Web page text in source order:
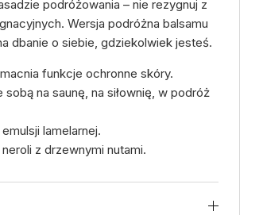
podróżowania – nie rezygnuj z
Wersja podróżna balsamu
dbanie o siebie, gdziekolwiek jesteś.
funkcje ochronne skóry.
sobą na saunę, na siłownię, w podróż
lamelarnej.
z drzewnymi nutami.